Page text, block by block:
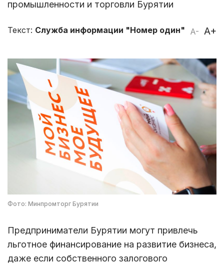
промышленности и торговли Бурятии
A- A+
Текст: Служба информации "Номер один"
Фото: Минпромторг Бурятии
Предприниматели Бурятии могут привлечь
льготное финансирование на развитие бизнеса,
даже если собственного залогового